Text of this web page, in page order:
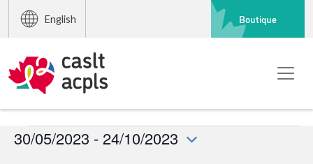
English Boutique
Événements
30/05/2023 - 24/10/2023